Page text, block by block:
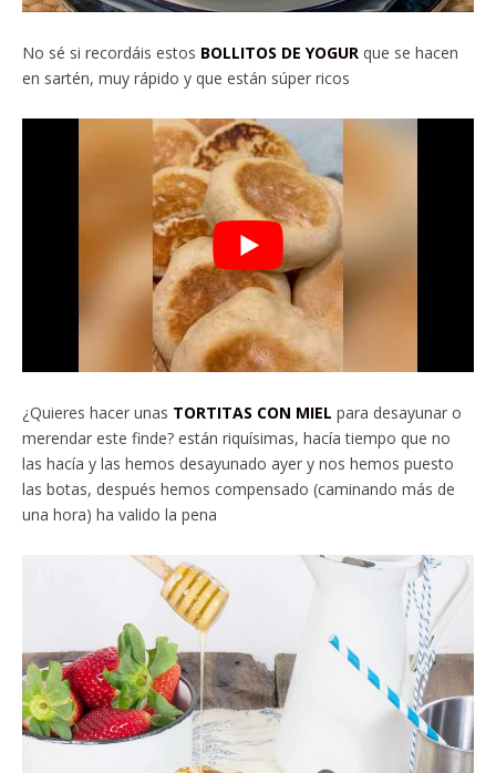
No sé si recordáis estos BOLLITOS DE YOGUR que se hacen
en sartén, muy rápido y que están súper ricos
¿Quieres hacer unas TORTITAS CON MIEL para desayunar o
merendar este finde? están riquísimas, hacía tiempo que no
las hacía y las hemos desayunado ayer y nos hemos puesto
las botas, después hemos compensado (caminando más de
una hora) ha valido la pena